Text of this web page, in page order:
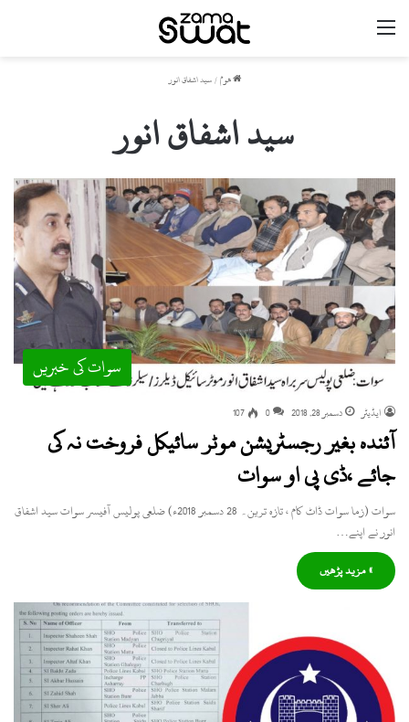
ھوم / سید اشفاق انور
سید اشفاق انور
سوات کی خبریں
ایڈیٹر دسمبر 28, 2018 0
107
آئندہ بغیر رجسٹریشن موٹر سائیکل فروخت نہ کی
جائے ،ڈی پی او سوات
سوات (زما سوات ڈاٹ کام ، تازہ ترین۔ 28 دسمبر 2018ء) ضلعی پولیس آفیسر سوات سید اشفاق
انور نے اپنے…
» مزید پڑھیں